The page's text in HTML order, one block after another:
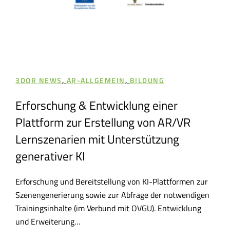
3DQR NEWS, AR-ALLGEMEIN, BILDUNG
Erforschung & Entwicklung einer
Plattform zur Erstellung von AR/VR
Lernszenarien mit Unterstützung
generativer KI
Erforschung und Bereitstellung von KI-Plattformen zur
Szenengenerierung sowie zur Abfrage der notwendigen
Trainingsinhalte (im Verbund mit OVGU). Entwicklung
und Erweiterung…